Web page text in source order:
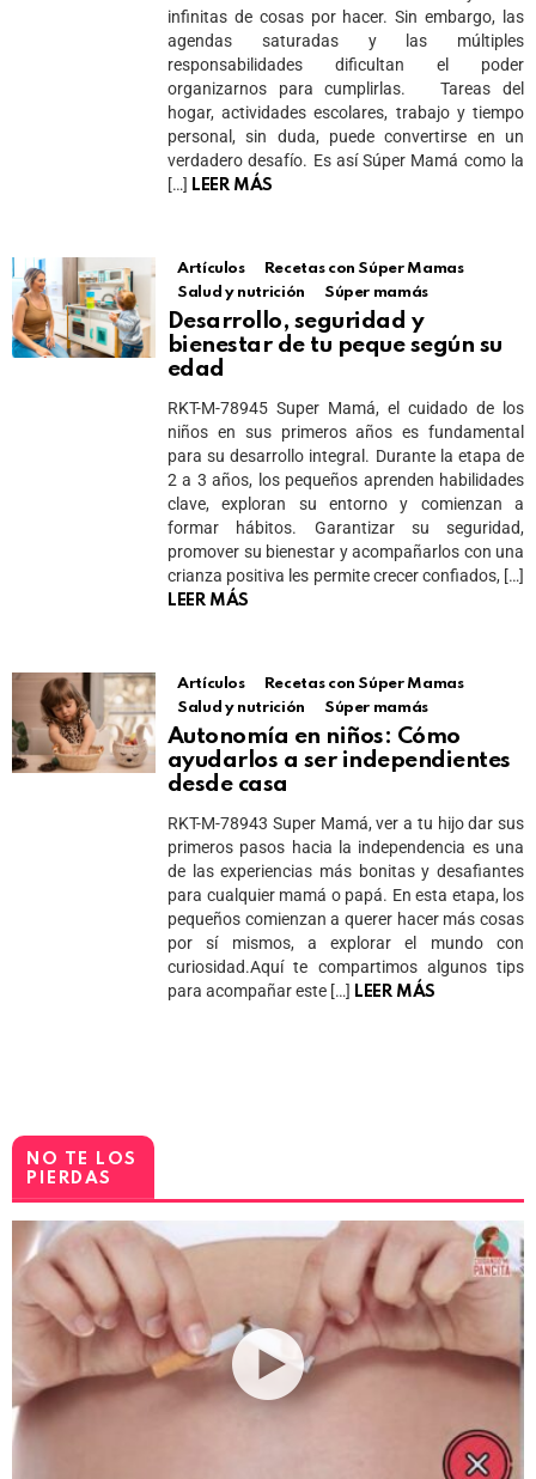
infinitas de cosas por hacer. Sin embargo, las
agendas saturadas y las múltiples
responsabilidades dificultan el poder
organizarnos para cumplirlas. Tareas del
hogar, actividades escolares, trabajo y tiempo
personal, sin duda, puede convertirse en un
verdadero desafío. Es así Súper Mamá como la
[…] LEER MÁS
Artículos
Recetas con Súper Mamas
Salud y nutrición
Súper mamás
Desarrollo, seguridad y
bienestar de tu peque según su
edad
RKT-M-78945 Super Mamá, el cuidado de los
niños en sus primeros años es fundamental
para su desarrollo integral. Durante la etapa de
2 a 3 años, los pequeños aprenden habilidades
clave, exploran su entorno y comienzan a
formar hábitos. Garantizar su seguridad,
promover su bienestar y acompañarlos con una
crianza positiva les permite crecer confiados, […]
LEER MÁS
Artículos
Recetas con Súper Mamas
Salud y nutrición
Súper mamás
Autonomía en niños: Cómo
ayudarlos a ser independientes
desde casa
RKT-M-78943 Super Mamá, ver a tu hijo dar sus
primeros pasos hacia la independencia es una
de las experiencias más bonitas y desafiantes
para cualquier mamá o papá. En esta etapa, los
pequeños comienzan a querer hacer más cosas
por sí mismos, a explorar el mundo con
curiosidad.Aquí te compartimos algunos tips
para acompañar este […] LEER MÁS
NO TE LOS
PIERDAS